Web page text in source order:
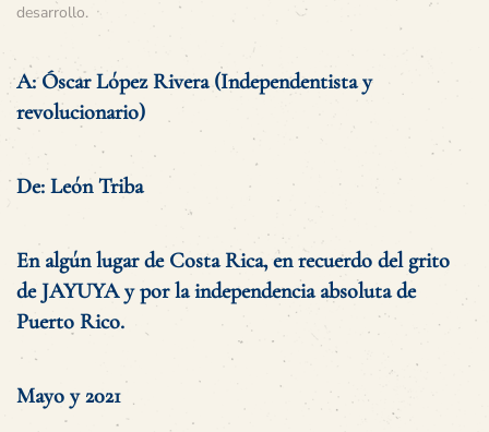
desarrollo.
A: Óscar López Rivera (Independentista y
revolucionario)
De: León Triba
En algún lugar de Costa Rica, en recuerdo del grito
de JAYUYA y por la independencia absoluta de
Puerto Rico.
Mayo y 2021